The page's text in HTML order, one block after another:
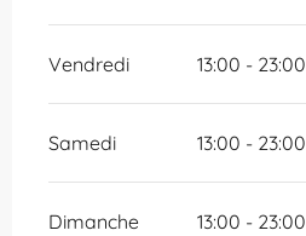
Vendredi 13:00 - 23:00
Samedi 13:00 - 23:00
Dimanche 13:00 - 23:00